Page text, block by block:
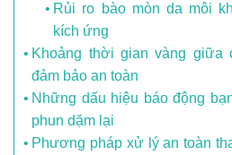
Rủi ro bào mòn da môi
kích ứng
Khoảng thời gian vàng giữa
đảm bảo an toàn
Những dấu hiệu báo động
phun dặm lại
Phương pháp xử lý an toàn